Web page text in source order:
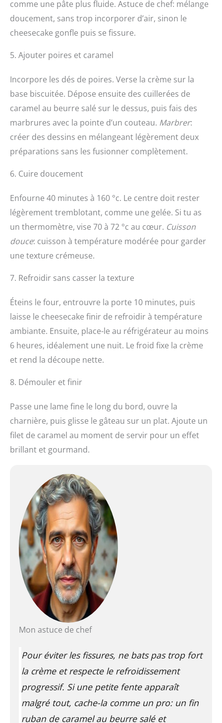
comme une pâte plus fluide. Astuce de chef: mélange
doucement, sans trop incorporer d’air, sinon le
cheesecake gonfle puis se fissure.
5. Ajouter poires et caramel
Incorpore les dés de poires. Verse la crème sur la
base biscuitée. Dépose ensuite des cuillerées de
caramel au beurre salé sur le dessus, puis fais des
marbrures avec la pointe d’un couteau. Marbrer:
créer des dessins en mélangeant légèrement deux
préparations sans les fusionner complètement.
6. Cuire doucement
Enfourne 40 minutes à 160 °c. Le centre doit rester
légèrement tremblotant, comme une gelée. Si tu as
un thermomètre, vise 70 à 72 °c au cœur. Cuisson
douce: cuisson à température modérée pour garder
une texture crémeuse.
7. Refroidir sans casser la texture
Éteins le four, entrouvre la porte 10 minutes, puis
laisse le cheesecake finir de refroidir à température
ambiante. Ensuite, place-le au réfrigérateur au moins
6 heures, idéalement une nuit. Le froid fixe la crème
et rend la découpe nette.
8. Démouler et finir
Passe une lame fine le long du bord, ouvre la
charnière, puis glisse le gâteau sur un plat. Ajoute un
filet de caramel au moment de servir pour un effet
brillant et gourmand.
Mon astuce de chef
Pour éviter les fissures, ne bats pas trop fort
la crème et respecte le refroidissement
progressif. Si une petite fente apparaît
malgré tout, cache-la comme un pro: un fin
ruban de caramel au beurre salé et